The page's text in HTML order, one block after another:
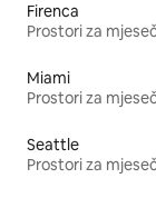
Firenca
Prostori za
Miami
Prostori za
Seattle
Prostori za